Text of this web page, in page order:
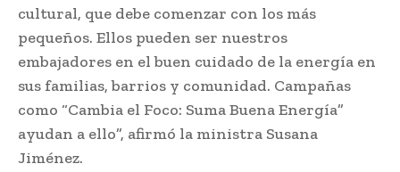
cultural, que debe comenzar con los más
pequeños. Ellos pueden ser nuestros
embajadores en el buen cuidado de la energía en
sus familias, barrios y comunidad. Campañas
como “Cambia el Foco: Suma Buena Energía”
ayudan a ello”, afirmó la ministra Susana
Jiménez.